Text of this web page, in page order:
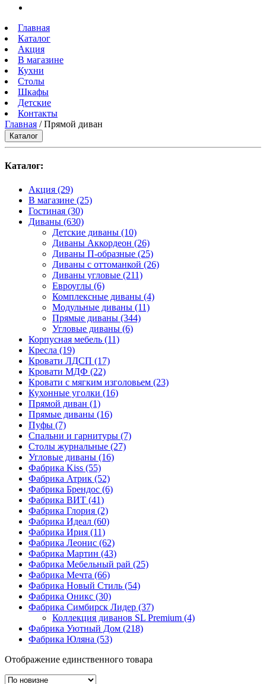
Главная
Каталог
Акция
В магазине
Кухни
Столы
Шкафы
Детские
Контакты
Главная / Прямой диван
Каталог
Каталог:
Акция (29)
В магазине (25)
Гостиная (30)
Диваны (630)
Детские диваны (10)
Диваны Аккордеон (26)
Диваны П-образные (25)
Диваны с оттоманкой (26)
Диваны угловые (211)
Евроуглы (6)
Комплексные диваны (4)
Модульные диваны (11)
Прямые диваны (344)
Угловые диваны (6)
Корпусная мебель (11)
Кресла (19)
Кровати ЛДСП (17)
Кровати МДФ (22)
Кровати с мягким изголовьем (23)
Кухонные уголки (16)
Прямой диван (1)
Прямые диваны (16)
Пуфы (7)
Спальни и гарнитуры (7)
Столы журнальные (27)
Угловые диваны (16)
Фабрика Kiss (55)
Фабрика Атрик (52)
Фабрика Брендос (6)
Фабрика ВИТ (41)
Фабрика Глория (2)
Фабрика Идеал (60)
Фабрика Ирия (11)
Фабрика Леонис (62)
Фабрика Мартин (43)
Фабрика Мебельный рай (25)
Фабрика Мечта (66)
Фабрика Новый Стиль (54)
Фабрика Оникс (30)
Фабрика Симбирск Лидер (37)
Коллекция диванов SL Premium (4)
Фабрика Уютный Дом (218)
Фабрика Юляна (53)
Отображение единственного товара